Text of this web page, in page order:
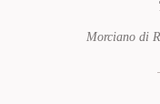
Morciano di